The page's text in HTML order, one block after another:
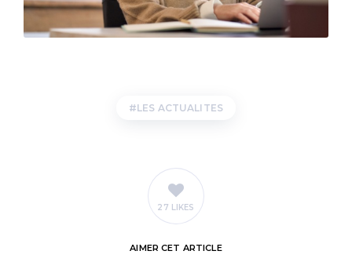
LES ACTUALITES
27 LIKES
AIMER CET ARTICLE